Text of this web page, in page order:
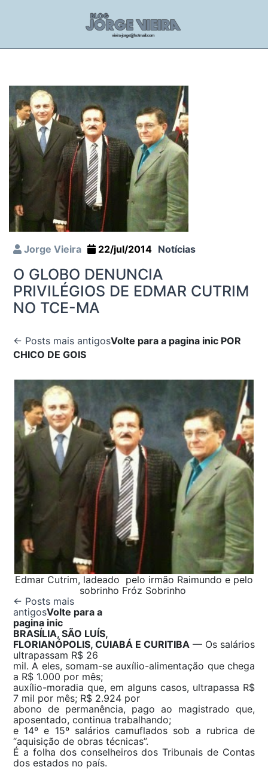
Jorge Vieira 22/jul/2014 Notícias
O GLOBO DENUNCIA
PRIVILÉGIOS DE EDMAR CUTRIM
NO TCE-MA
← Posts mais antigosVolte para a pagina inic POR
CHICO DE GOIS
Edmar Cutrim, ladeado pelo irmão Raimundo e pelo
sobrinho Fróz Sobrinho
← Posts mais
antigosVolte para a
pagina inic
BRASÍLIA, SÃO LUÍS,
FLORIANÓPOLIS, CUIABÁ E CURITIBA — Os salários
ultrapassam R$ 26
mil. A eles, somam-se auxílio-alimentação que chega
a R$ 1.000 por mês;
auxílio-moradia que, em alguns casos, ultrapassa R$
7 mil por mês; R$ 2.924 por
abono de permanência, pago ao magistrado que,
aposentado, continua trabalhando;
e 14º e 15º salários camuflados sob a rubrica de
“aquisição de obras técnicas”.
É a folha dos conselheiros dos Tribunais de Contas
dos estados no país.